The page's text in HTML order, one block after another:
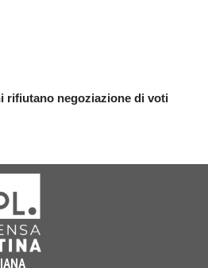
rifiutano negoziazione di voti